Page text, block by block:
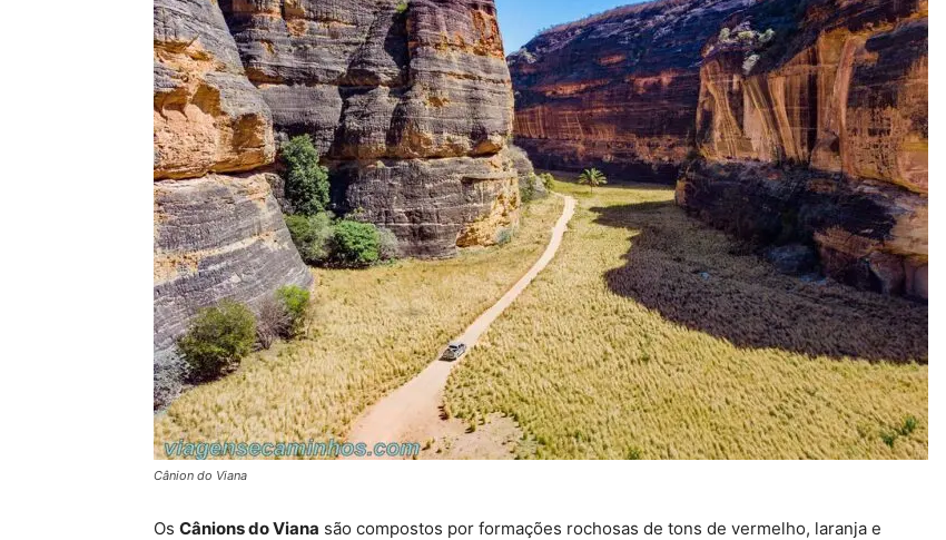
Cânion do Viana
Os Cânions do Viana são compostos por formações rochosas de tons de vermelho, laranja e